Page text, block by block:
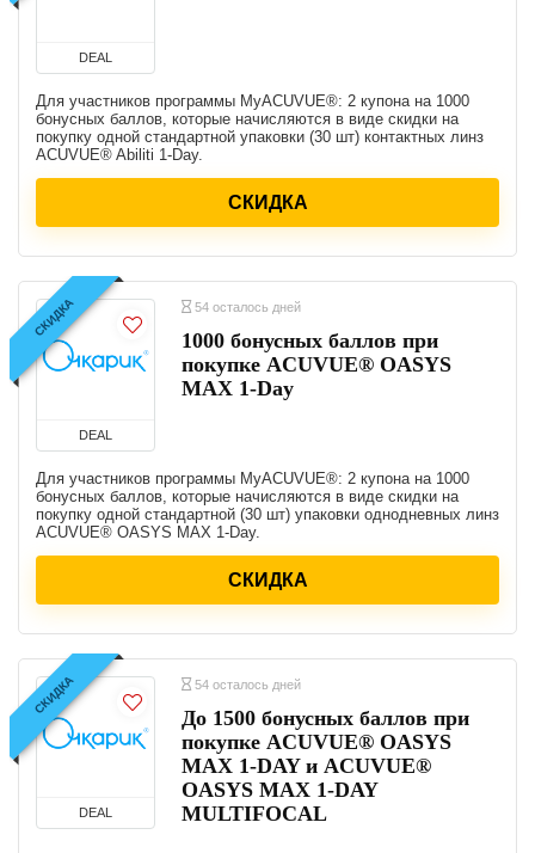
DEAL
Для участников программы MyACUVUE®: 2 купона на 1000
бонусных баллов, которые начисляются в виде скидки на
покупку одной стандартной упаковки (30 шт) контактных линз
ACUVUE® Abiliti 1-Day.
СКИДКА
СКИДКА
DEAL
54 осталось дней
1000 бонусных баллов при
покупке ACUVUE® OASYS
MAX 1-Day
Для участников программы MyACUVUE®: 2 купона на 1000
бонусных баллов, которые начисляются в виде скидки на
покупку одной стандартной (30 шт) упаковки однодневных линз
ACUVUE® OASYS MAX 1-Day.
СКИДКА
СКИДКА
DEAL
54 осталось дней
До 1500 бонусных баллов при
покупке ACUVUE® OASYS
MAX 1-DAY и ACUVUE®
OASYS MAX 1-DAY
MULTIFOCAL